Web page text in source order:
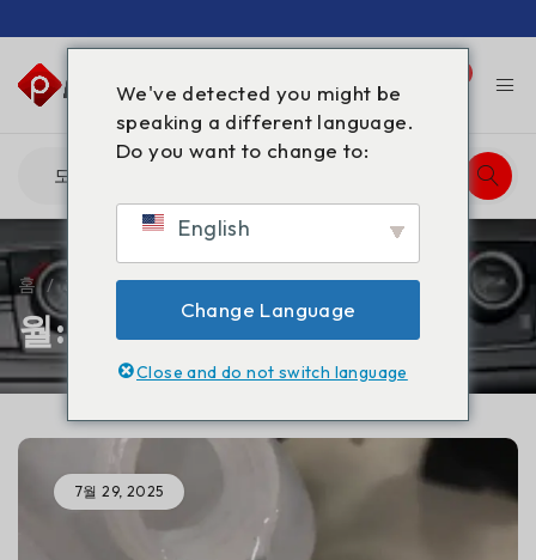
월: 7월 2025
홈 / 2025 / 7월
7월 29, 2025
We've detected you might be
speaking a different language.
Do you want to change to:
English
Change Language
Close and do not switch language